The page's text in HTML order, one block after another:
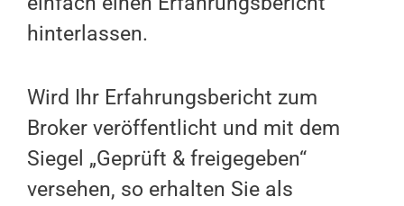
hinterlassen.
Wird Ihr Erfahrungsbericht zum
Broker veröffentlicht und mit dem
Siegel „Geprüft & freigegeben“
versehen, so erhalten Sie als